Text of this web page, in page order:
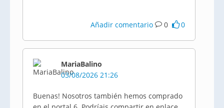
Añadir comentario 0 0
MariaBalino
03/08/2026 21:26
Buenas! Nosotros también hemos comprado